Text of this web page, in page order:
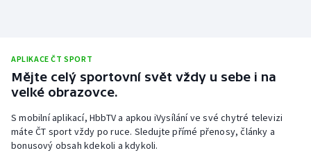
Sportovní střelba
Triatlon
APLIKACE ČT SPORT
Mějte celý sportovní svět vždy u sebe i na
velké obrazovce.
S mobilní aplikací, HbbTV a apkou iVysílání ve své chytré televizi
máte ČT sport vždy po ruce. Sledujte přímé přenosy, články a
bonusový obsah kdekoli a kdykoli.